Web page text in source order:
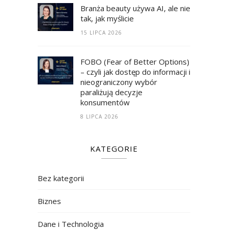
Branża beauty używa AI, ale nie
tak, jak myślicie
15 LIPCA 2026
FOBO (Fear of Better Options)
– czyli jak dostęp do informacji i
nieograniczony wybór
paraliżują decyzje
konsumentów
8 LIPCA 2026
KATEGORIE
Bez kategorii
Biznes
Dane i Technologia